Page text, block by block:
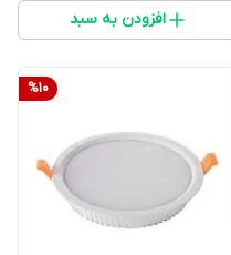
افزودن به سبد
%10